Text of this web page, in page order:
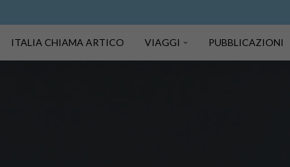
ITALIA CHIAMA ARTICO VIAGGI PUBBLICAZIONI